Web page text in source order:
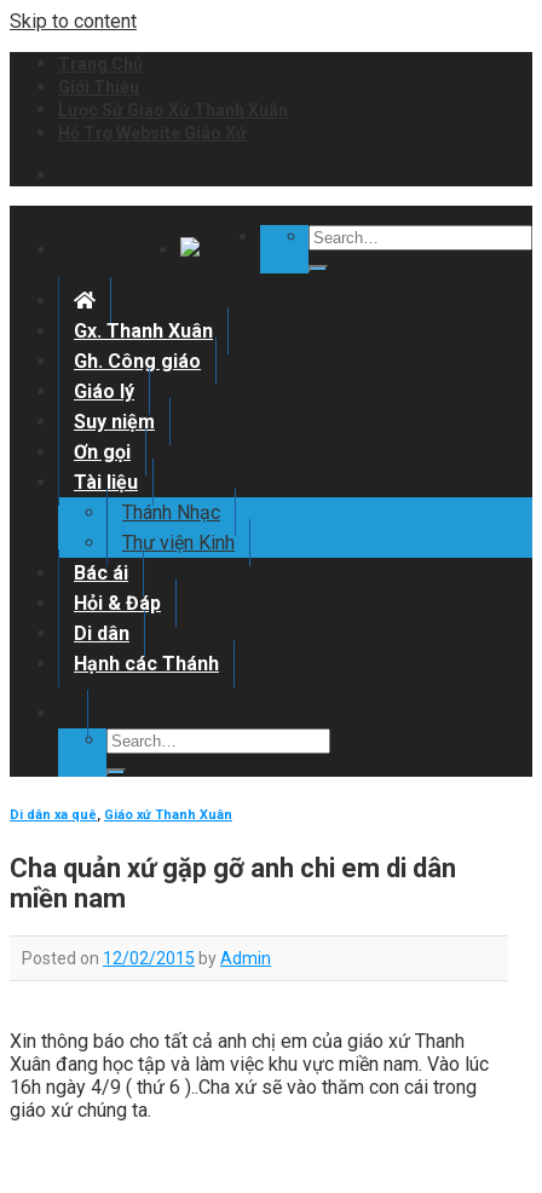
Skip to content
Gx. Thanh Xuân
Gh. Công giáo
Giáo lý
Suy niệm
Ơn gọi
Tài liệu
Thánh Nhạc
Thư viện Kinh
Bác ái
Hỏi & Đáp
Di dân
Hạnh các Thánh
Di dân xa quê, Giáo xứ Thanh Xuân
Cha quản xứ gặp gỡ anh chi em di dân
miền nam
Posted on 12/02/2015 byAdmin
Xin thông báo cho tất cả anh chị em của giáo xứ Thanh
Xuân đang học tập và làm việc khu vực miền nam. Vào lúc
16h ngày 4/9 ( thứ 6 )..Cha xứ sẽ vào thăm con cái trong
giáo xứ chúng ta.